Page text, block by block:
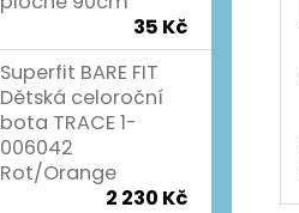
35 Kč
Superfit BARE FIT
Dětská celoroční
bota TRACE 1-
006042
Rot/Orange
2 230 Kč